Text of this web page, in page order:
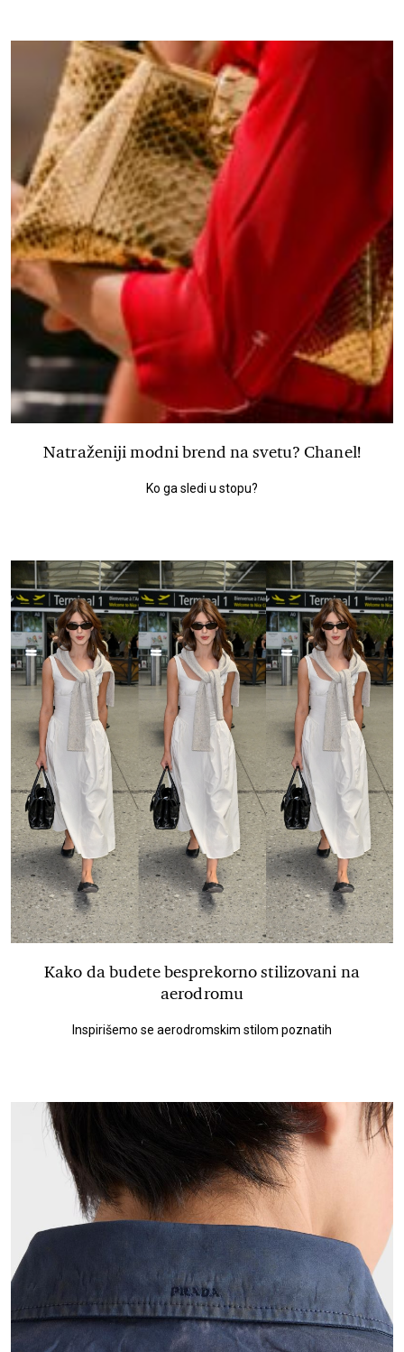
Natraženiji modni brend na svetu? Chanel!
Ko ga sledi u stopu?
Kako da budete besprekorno stilizovani na
aerodromu
Inspirišemo se aerodromskim stilom poznatih